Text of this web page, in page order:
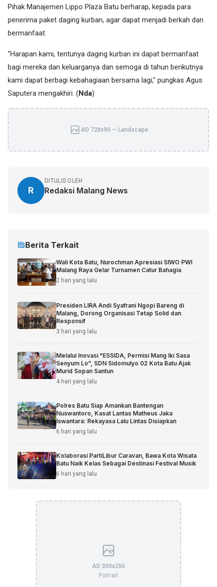
Pihak Manajemen Lippo Plaza Batu berharap, kepada para
penerima paket daging kurban, agar dapat menjadi berkah dan
bermanfaat.
"Harapan kami, tentunya daging kurban ini dapat bermanfaat
bagi mereka dan keluarganya dan semoga di tahun berikutnya
kami dapat berbagi kebahagiaan bersama lagi," pungkas Agus
Saputera mengakhiri. (Nda)
AD 728x90 — Landscape
R
DITULIS OLEH
Redaksi Malang News
Berita Terkait
Wali Kota Batu, Nurochman Apresiasi SIWO PWI
Malang Raya Gelar Turnamen Catur Bahagia
2 hari yang lalu
Presiden LIRA Andi Syafrani Ngopi Bareng di
Malang, Dorong Organisasi Tetap Solid dan
Responsif
3 hari yang lalu
Melalui Inovasi "ESSIDA, Permisi Mang Iki Sasa
Senyum Lo”, SDN Sidomulyo 02 Kota Batu Ajak
Murid Sopan Santun
4 hari yang lalu
Polres Batu Siap Amankan Bantengan
Nuswantoro, Kasat Lantas Matheus Jaka
Iswantara: Rekayasa Lalu Lintas Disiapkan
6 hari yang lalu
Kolaborasi PartiLibur Caravan, Bawa Kota Wisata
Batu Naik Kelas Sebagai Destinasi Festival Musik
6 hari yang lalu
AD 300x250
Portrait